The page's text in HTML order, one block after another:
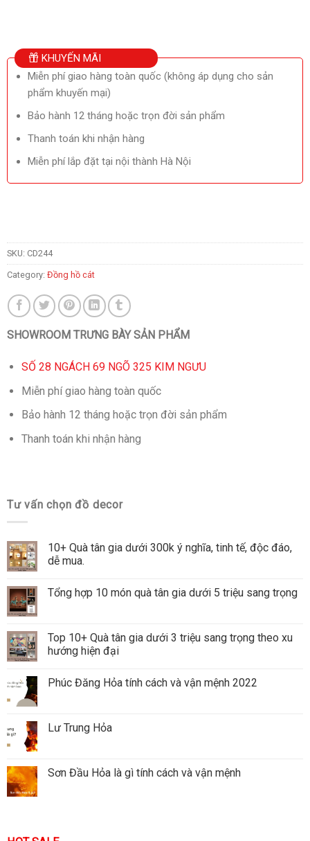
KHUYẾN MÃI
Miễn phí giao hàng toàn quốc (không áp dụng cho sản
phẩm khuyến mại)
Bảo hành 12 tháng hoặc trọn đời sản phẩm
Thanh toán khi nhận hàng
Miễn phí lắp đặt tại nội thành Hà Nội
SKU: CD244
Category: Đồng hồ cát
SHOWROOM TRƯNG BÀY SẢN PHẨM
SỐ 28 NGÁCH 69 NGÕ 325 KIM NGƯU
Miễn phí giao hàng toàn quốc
Bảo hành 12 tháng hoặc trọn đời sản phẩm
Thanh toán khi nhận hàng
Tư vấn chọn đồ decor
10+ Quà tân gia dưới 300k ý nghĩa, tinh tế, độc đáo,
dễ mua.
Tổng hợp 10 món quà tân gia dưới 5 triệu sang trọng
Top 10+ Quà tân gia dưới 3 triệu sang trọng theo xu
hướng hiện đại
Phúc Đăng Hỏa tính cách và vận mệnh 2022
Lư Trung Hỏa
Sơn Đầu Hỏa là gì tính cách và vận mệnh